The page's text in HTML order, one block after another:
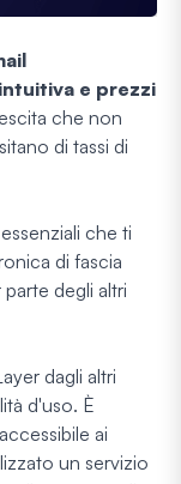
e prezzi
che non
di tassi di
che ti
di fascia
degli altri
dagli altri
d'uso. È
ai
un servizio